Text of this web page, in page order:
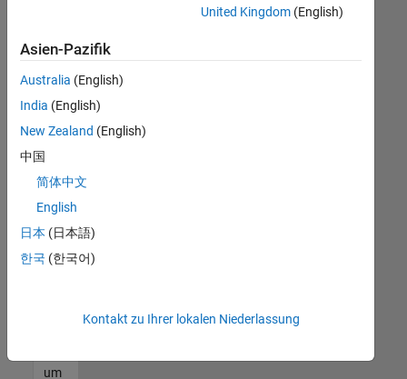
noch
keine
offenen
Stellen
können,
die
Ihren
entsprechen,
werden
unseres
um
United Kingdom(English)
Asien-Pazifik
Australia (English)
India (English)
New Zealand (English)
中国
简体中文
English
日本 (日本語)
한국 (한국어)
Kontakt zu Ihrer lokalen Niederlassung